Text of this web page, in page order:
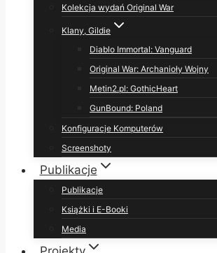
Kolekcja wydań Original War
Klany, Gildie
Diablo Immortal: Vanguard
Original War: Archanioły Wojny
Metin2.pl: GothicHeart
GunBound: Poland
Konfiguracje Komputerów
Screenshoty
Publikacje
Publikacje
Książki i E-Booki
Media